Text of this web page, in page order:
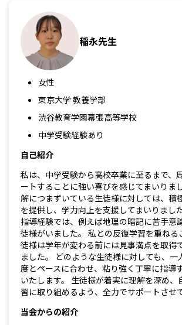
稲永先生
女性
東京大学 教養学部
渋谷教育学園幕張高等学校
中学受験経験あり
自己紹介
私は、中学受験から高校卒業に至るまで、
ートすることに強い喜びを感じてまいりま
解につまずいている生徒様に対しては、積
を提供し、学力向上を支援してまいりまし
指導経験では、例えば地理の暗記に苦手意
徒様がいました。 私との反復学習を重ねる
徒様は学年が変わる前には見事満点を取得
ました。 どのような生徒様に対しても、一
度とペースに合わせ、粘り強く丁寧に指導
いたします。 生徒様が着実に理解を深め、
習に取り組めるよう、全力でサポートさせ
当会からの紹介